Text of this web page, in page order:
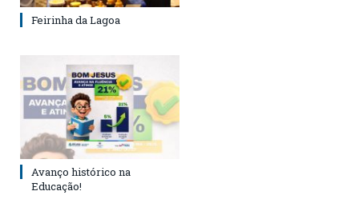
Feirinha da Lagoa
Avanço histórico na
Educação!